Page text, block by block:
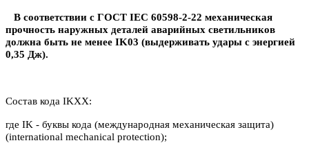
В соответствии с ГОСТ IEC 60598-2-22 механическая
прочность наружных деталей аварийных светильников
должна быть не менее IK03 (выдерживать удары с энергией
0,35 Дж).
Состав кода IKXX:
где IK - буквы кода (международная механическая защита)
(international mechanical protection);